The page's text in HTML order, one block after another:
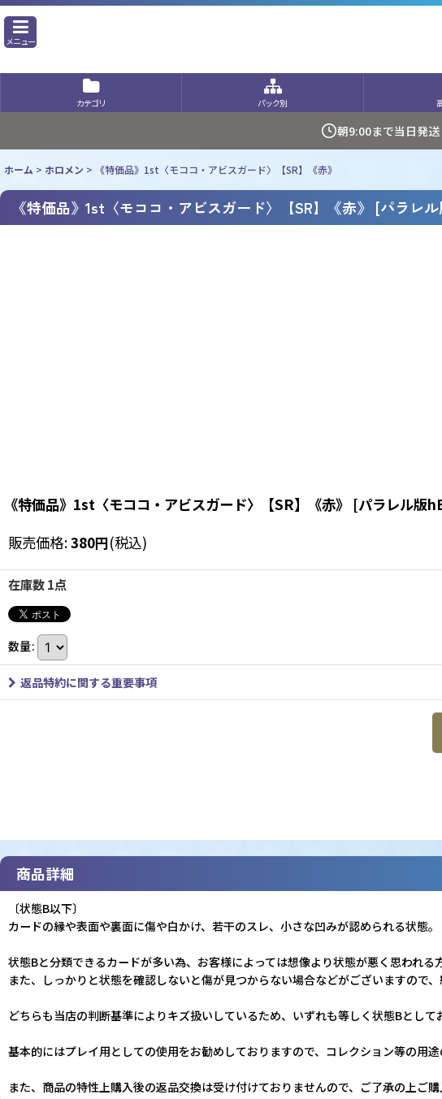
メニュー
カテゴリ パック別
朝9:00まで当日発送
ホーム > ホロメン > 《特価品》1st〈モココ・アビスガード〉【SR】《赤》
《特価品》1st〈モココ・アビスガード〉【SR】《赤》 [パラレル
《特価品》1st〈モココ・アビスガード〉【SR】《赤》 [パラレル版
販売価格:380円(税込)
在庫数 1点
数量:
返品特約に関する重要事項
商品詳細
〔状態B以下〕
カードの縁や表面や裏面に傷や白かけ、若干のスレ、小さな凹みが認められる状態。
状態Bと分類できるカードが多い為、お客様によっては想像より状態が悪く思われる
また、しっかりと状態を確認しないと傷が見つからない場合などがございますので
どちらも当店の判断基準によりキズ扱いしているため、いずれも等しく状態Bとして
基本的にはプレイ用としての使用をお勧めしておりますので、コレクション等の用途
また、商品の特性上購入後の返品交換は受け付けておりませんので、ご了承の上ご購